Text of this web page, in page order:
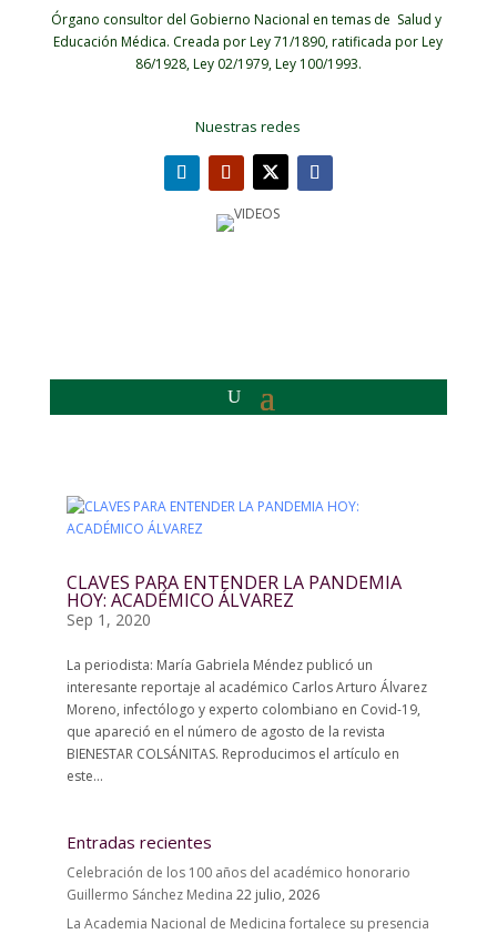
Órgano consultor del Gobierno Nacional en temas de Salud y
Educación Médica. Creada por Ley 71/1890, ratificada por Ley
86/1928, Ley 02/1979, Ley 100/1993.
Nuestras redes
CLAVES PARA ENTENDER LA PANDEMIA
HOY: ACADÉMICO ÁLVAREZ
Sep 1, 2020
La periodista: María Gabriela Méndez publicó un
interesante reportaje al académico Carlos Arturo Álvarez
Moreno, infectólogo y experto colombiano en Covid-19,
que apareció en el número de agosto de la revista
BIENESTAR COLSÁNITAS. Reproducimos el artículo en
este...
Entradas recientes
Celebración de los 100 años del académico honorario
Guillermo Sánchez Medina 22 julio, 2026
La Academia Nacional de Medicina fortalece su presencia